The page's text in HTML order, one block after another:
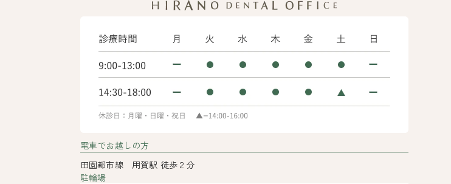
電車でお越しの方
田園都市線 用賀駅 徒歩２分
駐輪場